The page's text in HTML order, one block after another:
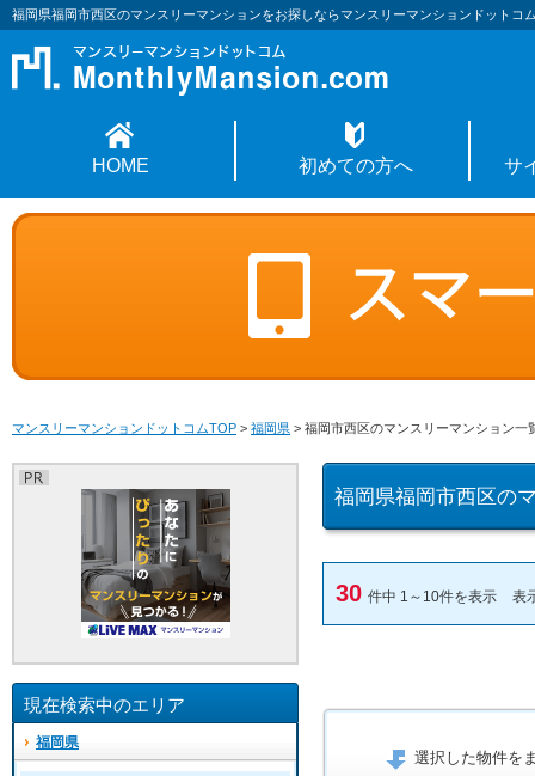
福岡県福岡市西区のマンスリーマンションをお探しならマンスリーマンションドットコ
HOME 初めての方へ サ
マンスリーマンションドットコムTOP > 福岡県 > 福岡市西区のマンスリーマンション一
福岡県福岡市西区の
30 件中 1～10件を表示 表
選択した物件を
現在検索中のエリア
福岡県